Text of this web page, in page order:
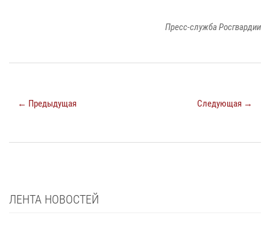
Пресс-служба Росгвардии
← Предыдущая Следующая →
ЛЕНТА НОВОСТЕЙ